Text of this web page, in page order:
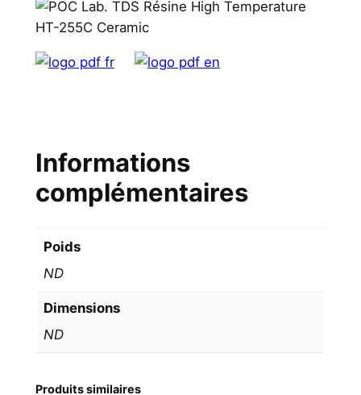
Informations
complémentaires
Poids
ND
Dimensions
ND
Produits similaires